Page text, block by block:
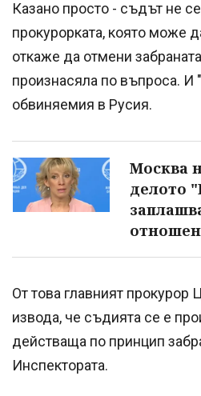
Казано просто - съдът не
прокурорката, която може
откаже да отмени
произнасяла по въпроса. И
обвиняемия в Русия.
Москва
делото
От това главният прокурор
извода, че съдията се е
действаща по принцип
Инспектората.